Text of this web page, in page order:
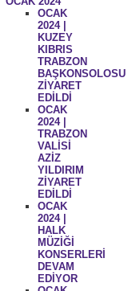
OCAK
2024 |
KUZEY
KIBRIS
TRABZON
BAŞKONSOLOSU
ZİYARET
EDİLDİ
OCAK
2024 |
TRABZON
VALİSİ
AZİZ
YILDIRIM
ZİYARET
EDİLDİ
OCAK
2024 |
HALK
MÜZİĞİ
KONSERLERİ
DEVAM
EDİYOR